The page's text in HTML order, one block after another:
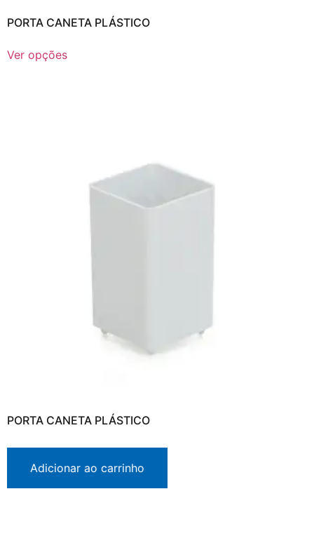
PORTA CANETA PLÁSTICO
Ver opções
PORTA CANETA PLÁSTICO
Adicionar ao carrinho